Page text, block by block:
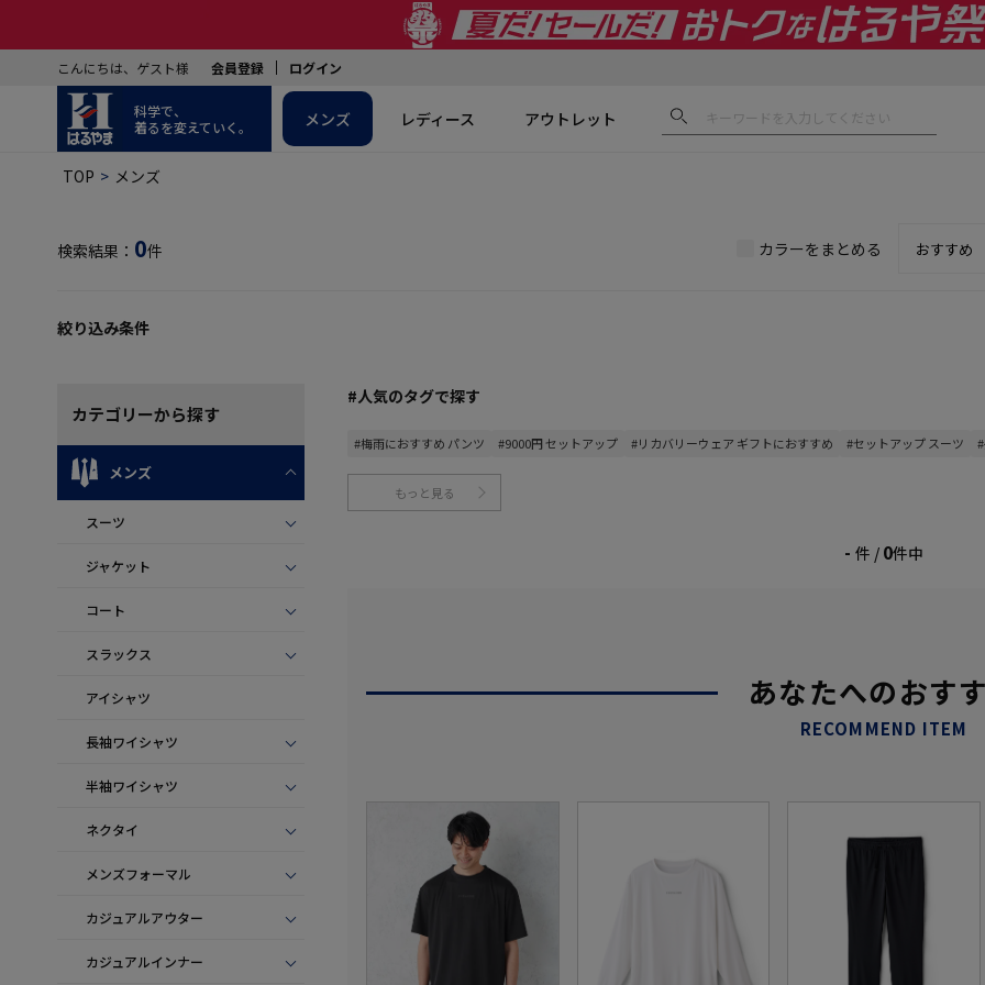
こんにちは、ゲスト様 会員登録 ログイン
科学で、
着るを変えていく。
メンズ レディース アウトレット
TOP メンズ
検索結果： 0件 カラーをまとめる
絞り込み条件
カテゴリーから探す
メンズ
スーツ
ジャケット
コート
スラックス
アイシャツ
長袖ワイシャツ
半袖ワイシャツ
ネクタイ
メンズフォーマル
カジュアルアウター
カジュアルインナー
#人気のタグで探す
#梅雨におすすめ パンツ #9000円 セットアップ #リカバリーウェア ギフトにおすすめ #セットアップ スーツ
もっと見る
- 件 / 0件中
あなたへのおす
RECOMMEND ITEM